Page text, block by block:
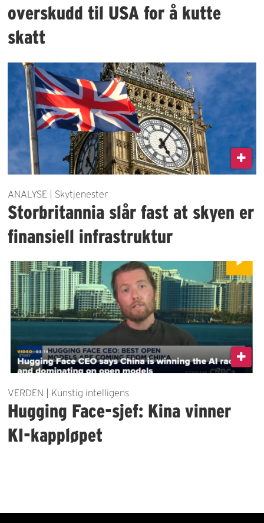
overskudd til USA for å kutte
skatt
ANALYSE | Skytjenester
Storbritannia slår fast at skyen er
finansiell infrastruktur
VERDEN | Kunstig intelligens
Hugging Face-sjef: Kina vinner
KI-kappløpet